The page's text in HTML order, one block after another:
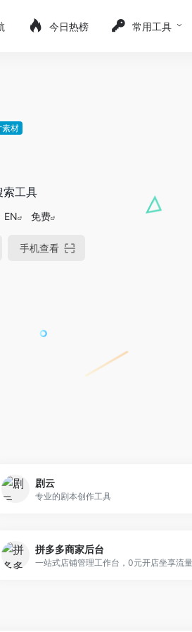
今日热榜 常用工具
素材
索工具
EN 免费
手机查看
剧云
专业的剧本创作工具
拼多多商家后台